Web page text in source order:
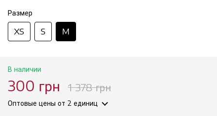
Размер
XS S M
В наличии
300 грн 1 378 грн
Оптовые цены от 2 единиц